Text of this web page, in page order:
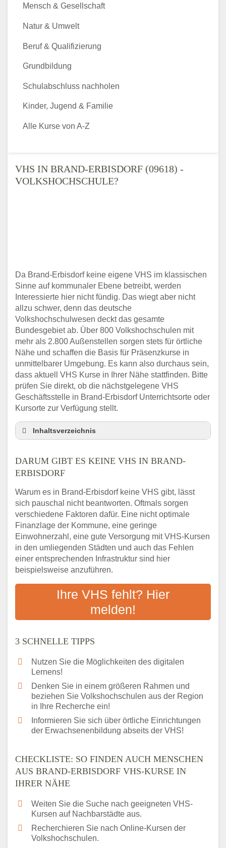
VHS IN BRAND-ERBISDORF (09618) -
VOLKSHOCHSCHULE?
Da Brand-Erbisdorf keine eigene VHS im klassischen
Sinne auf kommunaler Ebene betreibt, werden
Interessierte hier nicht fündig. Das wiegt aber nicht
allzu schwer, denn das deutsche
Volkshochschulwesen deckt das gesamte
Bundesgebiet ab. Über 800 Volkshochschulen mit
mehr als 2.800 Außenstellen sorgen stets für örtliche
Nähe und schaffen die Basis für Präsenzkurse in
unmittelbarer Umgebung. Es kann also durchaus sein,
dass aktuell VHS Kurse in Ihrer Nähe stattfinden. Bitte
prüfen Sie direkt, ob die nächstgelegene VHS
Geschäftsstelle in Brand-Erbisdorf Unterrichtsorte oder
Kursorte zur Verfügung stellt.
Inhaltsverzeichnis
3 schnelle Tipps
Checkliste: So finden auch Menschen aus
Abendschule in der Region rund um Brand-
Erbisdorf
VHS steht für Erwachsenenbildung
Online-Kurse: Alternative Angebote zum
VHS-Kurs
Vor- und Nachteile von Online-Kursen
Checkliste: Darauf kommt es bei
Bildungsangeboten an
Das bundesweite Volkshochschulwesen
DARUM GIBT ES KEINE VHS IN BRAND-
ERBISDORF
Warum es in Brand-Erbisdorf keine VHS gibt, lässt
sich pauschal nicht beantworten. Oftmals sorgen
verschiedene Faktoren dafür. Eine nicht optimale
Finanzlage der Kommune, eine geringe
Einwohnerzahl, eine gute Versorgung mit VHS-Kursen
in den umliegenden Städten und auch das Fehlen
einer entsprechenden Infrastruktur sind hier
beispielsweise anzuführen.
Ihre VHS fehlt? Hier
melden!
3 SCHNELLE TIPPS
Nutzen Sie die Möglichkeiten des digitalen
Lernens!
Denken Sie in einem größeren Rahmen und
beziehen Sie Volkshochschulen aus der Region
in Ihre Recherche ein!
Informieren Sie sich über örtliche Einrichtungen
der Erwachsenenbildung abseits der VHS!
CHECKLISTE: SO FINDEN AUCH MENSCHEN
AUS BRAND-ERBISDORF VHS-KURSE IN
IHRER NÄHE
Weiten Sie die Suche nach geeigneten VHS-
Kursen auf Nachbarstädte aus.
Recherchieren Sie nach Online-Kursen der
Volkshochschulen.
Mensch & Gesellschaft
Natur & Umwelt
Beruf & Qualifizierung
Grundbildung
Schulabschluss nachholen
Kinder, Jugend & Familie
Alle Kurse von A-Z